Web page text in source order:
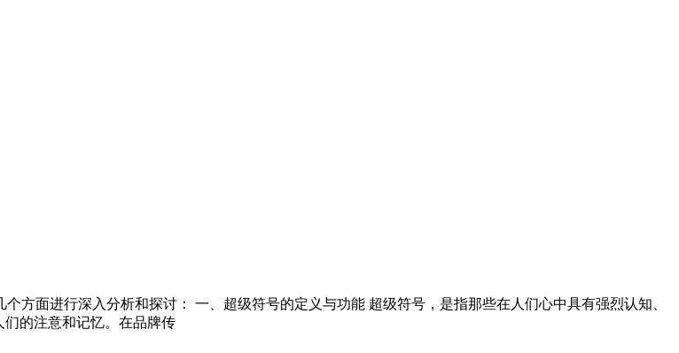
方面进行深入分析和探讨： 一、超级符号的定义与功能 超级符号，是指那些在人们心中具有强烈认知、
的注意和记忆。在品牌传